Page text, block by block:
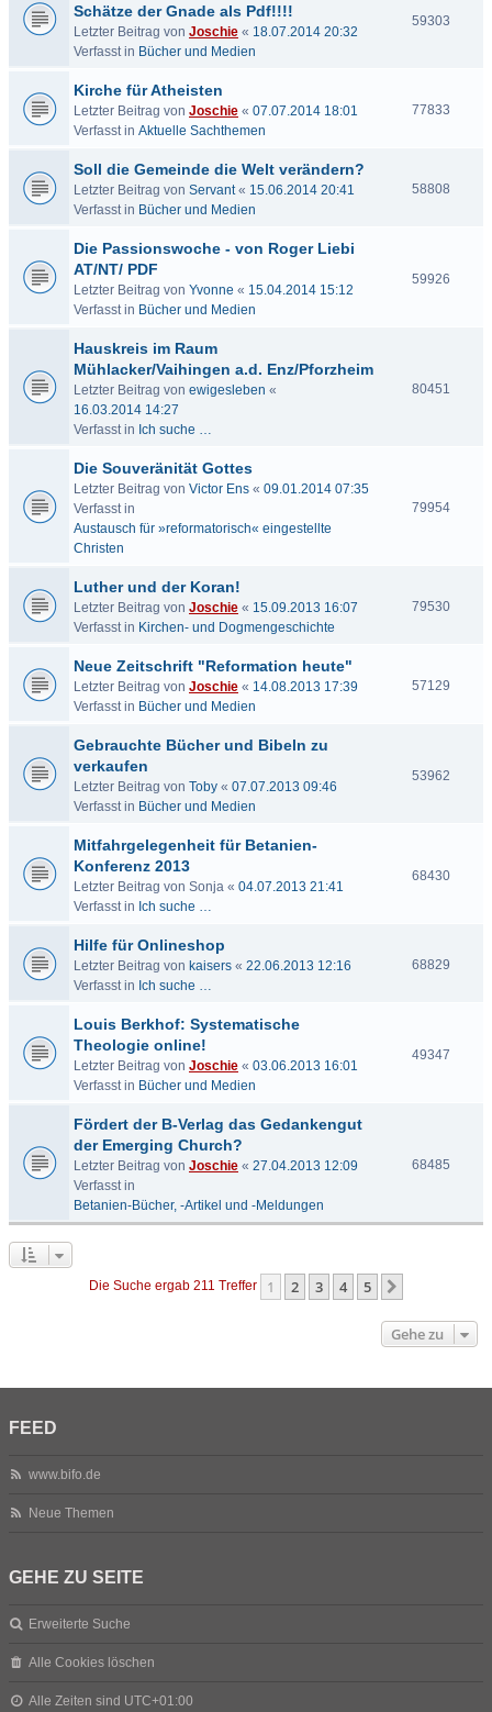
Schätze der Gnade als Pdf!!!!
Letzter Beitrag von Joschie « 18.07.2014 20:32
Verfasst in Bücher und Medien
59303
Kirche für Atheisten
Letzter Beitrag von Joschie « 07.07.2014 18:01
Verfasst in Aktuelle Sachthemen
77833
Soll die Gemeinde die Welt verändern?
Letzter Beitrag von Servant« 15.06.2014 20:41
Verfasst in Bücher und Medien
58808
Die Passionswoche - von Roger Liebi
AT/NT/ PDF
Letzter Beitrag von Yvonne « 15.04.2014 15:12
Verfasst in Bücher und Medien
59926
Hauskreis im Raum
Mühlacker/Vaihingen a.d. Enz/Pforzheim
Letzter Beitrag von ewigesleben «
16.03.2014 14:27
Verfasst in Ich suche …
80451
Die Souveränität Gottes
Letzter Beitrag von Victor Ens « 09.01.2014 07:35
Verfasst in
Austausch für »reformatorisch« eingestellte
Christen
79954
Luther und der Koran!
Letzter Beitrag von Joschie « 15.09.2013 16:07
Verfasst in Kirchen- und Dogmengeschichte
79530
Neue Zeitschrift "Reformation heute"
Letzter Beitrag von Joschie « 14.08.2013 17:39
Verfasst in Bücher und Medien
57129
Gebrauchte Bücher und Bibeln zu
verkaufen
Letzter Beitrag von Toby « 07.07.2013 09:46
Verfasst in Bücher und Medien
53962
Mitfahrgelegenheit für Betanien-
Konferenz 2013
Letzter Beitrag von Sonja « 04.07.2013 21:41
Verfasst in Ich suche …
68430
Hilfe für Onlineshop
Letzter Beitrag von kaisers « 22.06.2013 12:16
Verfasst in Ich suche …
68829
Louis Berkhof: Systematische
Theologie online!
Letzter Beitrag von Joschie « 03.06.2013 16:01
Verfasst in Bücher und Medien
49347
Fördert der B-Verlag das Gedankengut
der Emerging Church?
Letzter Beitrag von Joschie « 27.04.2013 12:09
Verfasst in
Betanien-Bücher, -Artikel und -Meldungen
68485
Die Suche ergab 211 Treffer 1 2 3 4 5
Gehe zu
FEED
www.bifo.de
Neue Themen
GEHE ZU SEITE
Erweiterte Suche
Alle Cookies löschen
Alle Zeiten sind UTC+01:00